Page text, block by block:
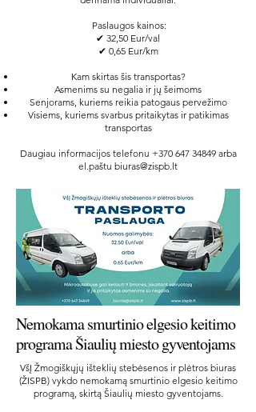
Paslaugos kainos:
✔ 32,50 Eur/val
✔ 0,65 Eur/km
Kam skirtas šis transportas?
Asmenims su negalia ir jų šeimoms
Senjorams, kuriems reikia patogaus pervežimo
Visiems, kuriems svarbus pritaikytas ir patikimas
transportas
Daugiau informacijos telefonu +370 647 34849arba
el.paštu biuras@zispb.lt
Nemokama smurtinio elgesio keitimo
programa Šiaulių miesto gyventojams
VšĮ Žmogiškųjų išteklių stebėsenos ir plėtros biuras
(ŽISPB) vykdo nemokamą smurtinio elgesio keitimo
programą, skirtą Šiaulių miesto gyventojams.